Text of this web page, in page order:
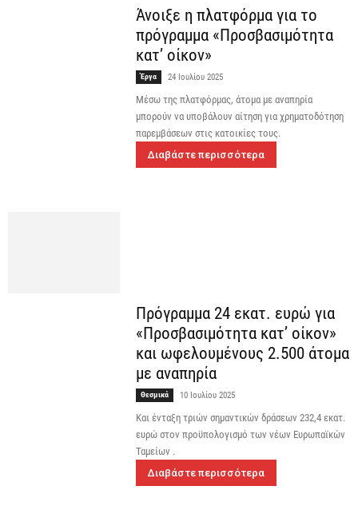
Άνοιξε η πλατφόρμα για το
πρόγραμμα «Προσβασιμότητα
κατ’ οίκον»
Έργα 24 Ιουλίου 2025
Mέσω της πλατφόρμας, άτομα με αναπηρία
μπορούν να υποβάλουν αίτηση για χρηματοδότηση
παρεμβάσεων στις κατοικίες τους.
Διαβάστε περισσότερα
Πρόγραμμα 24 εκατ. ευρώ για
«Προσβασιμότητα κατ’ οίκον»
και ωφελουμένους 2.500 άτομα
με αναπηρία
Θεσμικά 10 Ιουλίου 2025
Και ένταξη τριών σημαντικών δράσεων 232,4 εκατ.
ευρώ στον προϋπολογισμό των νέων Ευρωπαϊκών
Ταμείων .
Διαβάστε περισσότερα